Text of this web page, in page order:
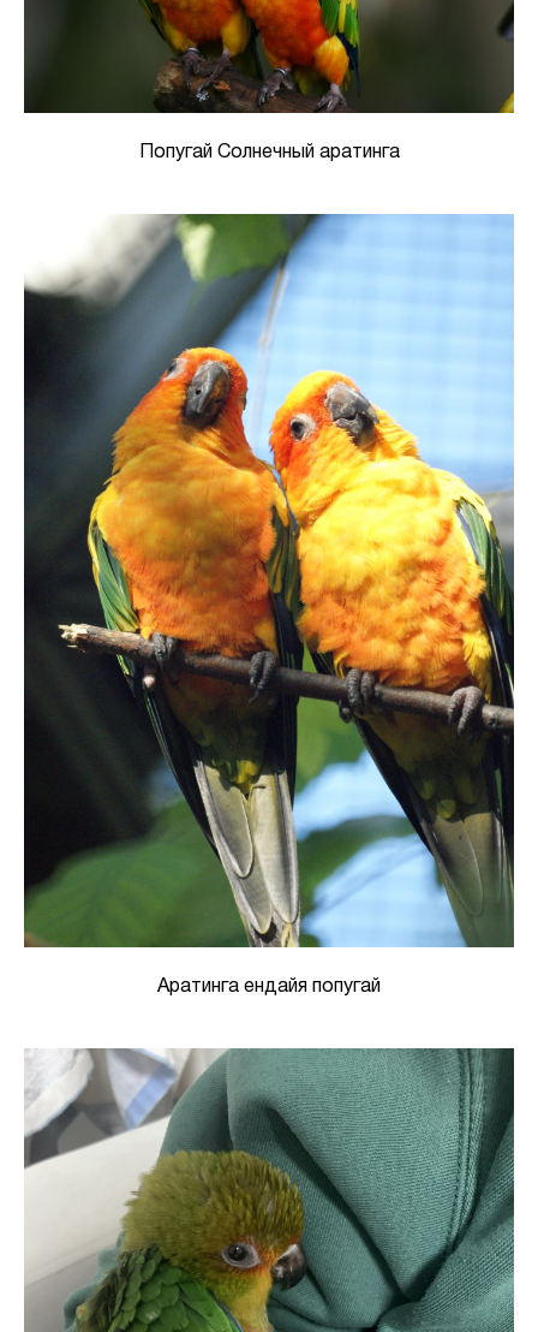
Попугай Солнечный аратинга
Аратинга ендайя попугай